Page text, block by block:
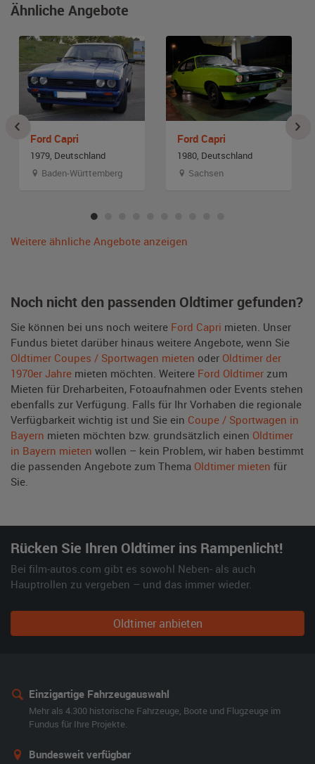
Ähnliche Angebote
Ford Capri
1979, Deutschland
Baden-Württemberg
Ford Capri
1980, Deutschland
Sachsen
Weitere ähnliche Angebote anzeigen
Noch nicht den passenden Oldtimer gefunden?
Sie können bei uns noch weitere Ford Capri mieten. Unser
Fundus bietet darüber hinaus weitere Angebote, wenn Sie
Oldtimer Coupes / Sportwagen mieten oder Oldtimer der
1970er Jahre mieten möchten. Weitere Ford Oldtimer zum
Mieten für Dreharbeiten, Fotoaufnahmen oder Events stehen
ebenfalls zur Verfügung. Falls für Ihr Vorhaben die regionale
Verfügbarkeit wichtig ist und Sie ein Coupe / Sportwagen in
Bayern mieten möchten bzw. grundsätzlich einen Oldtimer
in Bayern mieten wollen – kein Problem, wir haben bestimmt
die passenden Angebote zum Thema Oldtimer mieten für
Sie.
Rücken Sie Ihren Oldtimer ins Rampenlicht!
Bei film-autos.com gibt es sowohl Neben- als auch
Hauptrollen zu vergeben – und das immer wieder.
Oldtimer anbieten
Einzigartige Fahrzeugauswahl
Mehr als 4.300 historische Fahrzeuge, Boote und Flugzeuge im
Fundus für Ihre Projekte.
Bundesweit verfügbar